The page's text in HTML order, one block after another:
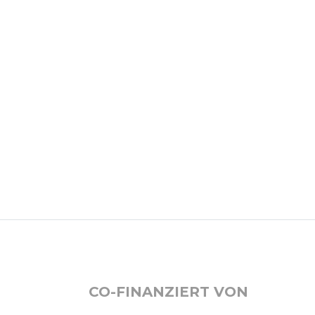
CO-FINANZIERT VON